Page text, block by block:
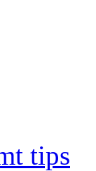
tips